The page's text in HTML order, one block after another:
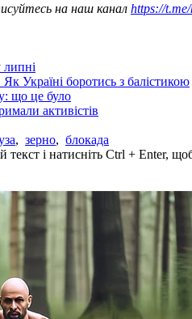
на наш канал https://
Україні боротись з балістикою
що це було
активістів
, зерно, блокада
і натисніть Ctrl + Enter,